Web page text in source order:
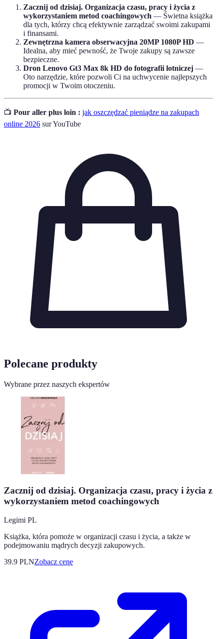
Zacznij od dzisiaj. Organizacja czasu, pracy i życia z
wykorzystaniem metod coachingowych — Świetna książka
dla tych, którzy chcą efektywnie zarządzać swoimi zakupami
i finansami.
Zewnętrzna kamera obserwacyjna 20MP 1080P HD —
Idealna, aby mieć pewność, że Twoje zakupy są zawsze
bezpieczne.
Dron Lenovo Gt3 Max 8k HD do fotografii lotniczej —
Oto narzędzie, które pozwoli Ci na uchwycenie najlepszych
promocji w Twoim otoczeniu.
📺 Pour aller plus loin : jak oszczędzać pieniądze na zakupach
online 2026 sur YouTube
Polecane produkty
Wybrane przez naszych ekspertów
Zacznij od dzisiaj. Organizacja czasu, pracy i życia z
wykorzystaniem metod coachingowych
Legimi PL
Książka, która pomoże w organizacji czasu i życia, a także w
podejmowaniu mądrych decyzji zakupowych.
39.9 PLNZobacz cenę